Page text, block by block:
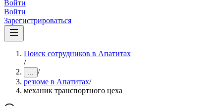
Войти
Войти
Зарегистрироваться
Поиск сотрудников в Апатитах
/
... /
резюме в Апатитах/
механик транспортного цеха